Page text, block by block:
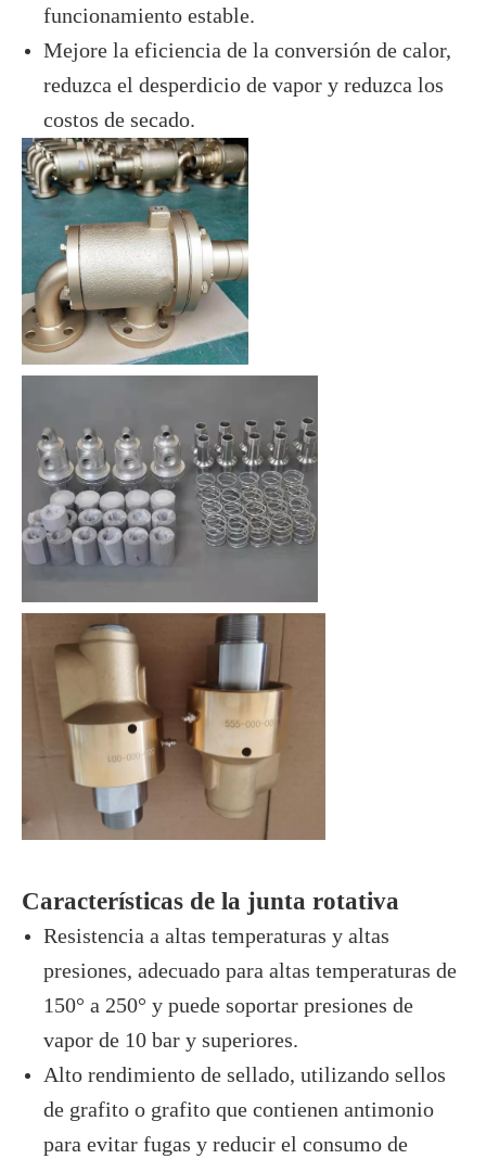
funcionamiento estable.
Mejore la eficiencia de la conversión de calor,
reduzca el desperdicio de vapor y reduzca los
costos de secado.
Características de la junta rotativa
Resistencia a altas temperaturas y altas
presiones, adecuado para altas temperaturas de
150° a 250° y puede soportar presiones de
vapor de 10 bar y superiores.
Alto rendimiento de sellado, utilizando sellos
de grafito o grafito que contienen antimonio
para evitar fugas y reducir el consumo de